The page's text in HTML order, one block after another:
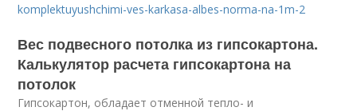
komplektuyushchimi-ves-karkasa-albes-norma-na-1m-2
Вес подвесного потолка из гипсокартона.
Калькулятор расчета гипсокартона на
потолок
Гипсокартон, обладает отменной тепло- и